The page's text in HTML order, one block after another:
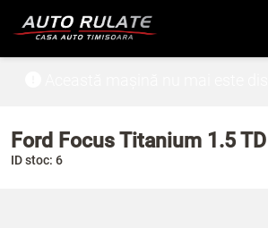
Ford Focus Titanium 1.5
ID stoc: 6